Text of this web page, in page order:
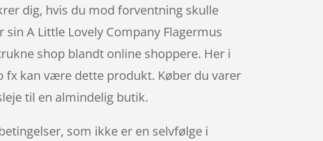
dig, hvis du mod forventning skulle
A Little Lovely Company Flagermus
shop blandt online shoppere. Her i
fx kan være dette produkt. Køber du varer
til en almindelig butik.
som ikke er en selvfølge i